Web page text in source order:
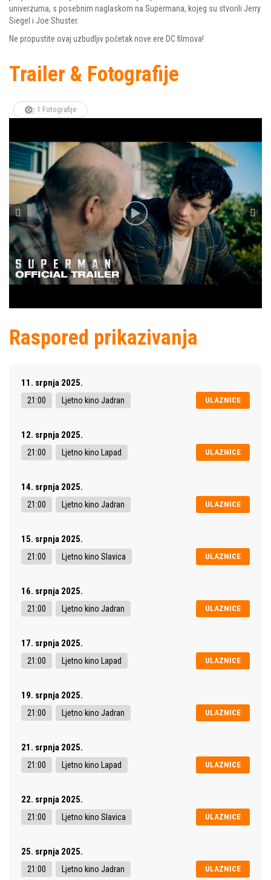
univerzuma, s posebnim naglaskom na Supermana, kojeg su stvorili Jerry
Siegel i Joe Shuster.
Ne propustite ovaj uzbudljiv početak nove ere DC filmova!
Trailer & Fotografije
1 Fotografije
Raspored prikazivanja
11. srpnja 2025.
ULAZNICE
21:00 Ljetno kino Jadran
12. srpnja 2025.
ULAZNICE
21:00 Ljetno kino Lapad
14. srpnja 2025.
ULAZNICE
21:00 Ljetno kino Jadran
15. srpnja 2025.
ULAZNICE
21:00 Ljetno kino Slavica
16. srpnja 2025.
ULAZNICE
21:00 Ljetno kino Jadran
17. srpnja 2025.
ULAZNICE
21:00 Ljetno kino Lapad
19. srpnja 2025.
ULAZNICE
21:00 Ljetno kino Jadran
21. srpnja 2025.
ULAZNICE
21:00 Ljetno kino Lapad
22. srpnja 2025.
ULAZNICE
21:00 Ljetno kino Slavica
25. srpnja 2025.
ULAZNICE
21:00 Ljetno kino Jadran